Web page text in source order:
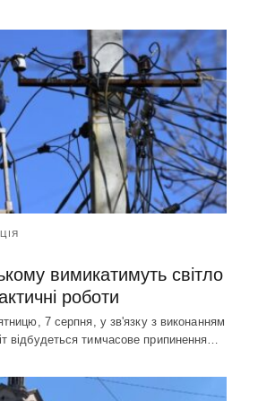
вимикатимуть світло
роботи
7 серпня, у зв'язку з виконанням
відбудеться тимчасове припинення…